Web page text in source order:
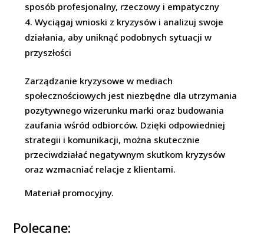
sposób profesjonalny, rzeczowy i empatyczny
Wyciągaj wnioski z kryzysów i analizuj swoje
działania, aby uniknąć podobnych sytuacji w
przyszłości
Zarządzanie kryzysowe w mediach
społecznościowych jest niezbędne dla utrzymania
pozytywnego wizerunku marki oraz budowania
zaufania wśród odbiorców. Dzięki odpowiedniej
strategii i komunikacji, można skutecznie
przeciwdziałać negatywnym skutkom kryzysów
oraz wzmacniać relacje z klientami.
Materiał promocyjny.
Polecane: